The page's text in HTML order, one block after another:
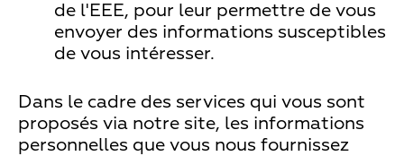
de l'EEE, pour leur permettre de vous
envoyer des informations susceptibles
de vous intéresser.
Dans le cadre des services qui vous sont
proposés via notre site, les informations
personnelles que vous nous fournissez